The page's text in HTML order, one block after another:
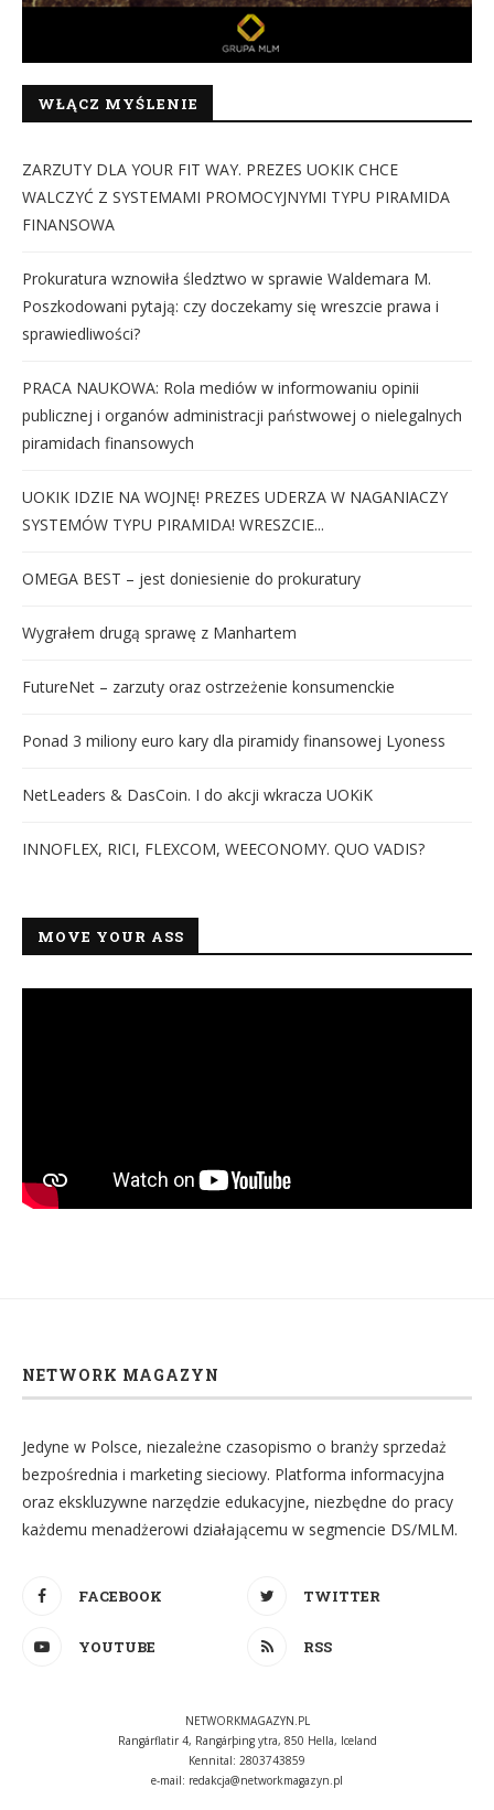
WŁĄCZ MYŚLENIE
ZARZUTY DLA YOUR FIT WAY. PREZES UOKIK CHCE
WALCZYĆ Z SYSTEMAMI PROMOCYJNYMI TYPU PIRAMIDA
FINANSOWA
Prokuratura wznowiła śledztwo w sprawie Waldemara M.
Poszkodowani pytają: czy doczekamy się wreszcie prawa i
sprawiedliwości?
PRACA NAUKOWA: Rola mediów w informowaniu opinii
publicznej i organów administracji państwowej o nielegalnych
piramidach finansowych
UOKIK IDZIE NA WOJNĘ! PREZES UDERZA W NAGANIACZY
SYSTEMÓW TYPU PIRAMIDA! WRESZCIE...
OMEGA BEST – jest doniesienie do prokuratury
Wygrałem drugą sprawę z Manhartem
FutureNet – zarzuty oraz ostrzeżenie konsumenckie
Ponad 3 miliony euro kary dla piramidy finansowej Lyoness
NetLeaders & DasCoin. I do akcji wkracza UOKiK
INNOFLEX, RICI, FLEXCOM, WEECONOMY. QUO VADIS?
MOVE YOUR ASS
NETWORK MAGAZYN
Jedyne w Polsce, niezależne czasopismo o branży sprzedaż
bezpośrednia i marketing sieciowy. Platforma informacyjna
oraz ekskluzywne narzędzie edukacyjne, niezbędne do pracy
każdemu menadżerowi działającemu w segmencie DS/MLM.
FACEBOOK TWITTER
YOUTUBE RSS
NETWORKMAGAZYN.PL
Rangárflatir 4, Rangárþing ytra, 850 Hella, Iceland
Kennital: 2803743859
e-mail: redakcja@networkmagazyn.pl